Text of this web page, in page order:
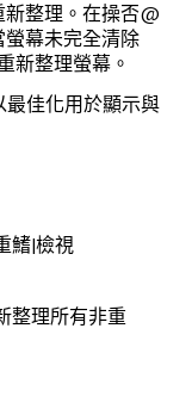
整理。在操否@
幕未完全清除
新整理螢幕。
最佳化用於顯示與
鰭|檢視
整理所有非重